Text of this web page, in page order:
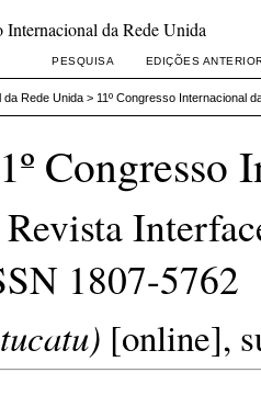
Internacional da Rede Unida
PESQUISA EDIÇÕES
da Rede Unida> 11º Congresso Internacional
Congresso
1807-5762
[online],